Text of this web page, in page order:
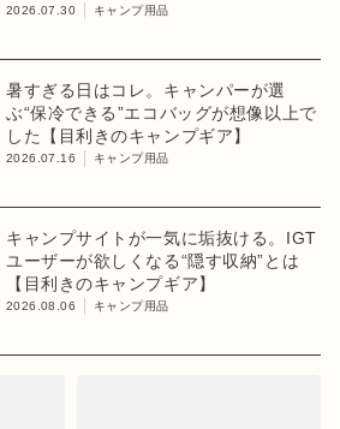
2026.07.30 キャンプ用品
暑すぎる日はコレ。キャンパーが選
ぶ“保冷できる”エコバッグが想像以上で
した【目利きのキャンプギア】
2026.07.16 キャンプ用品
キャンプサイトが一気に垢抜ける。IGT
ユーザーが欲しくなる“隠す収納”とは
【目利きのキャンプギア】
2026.08.06 キャンプ用品